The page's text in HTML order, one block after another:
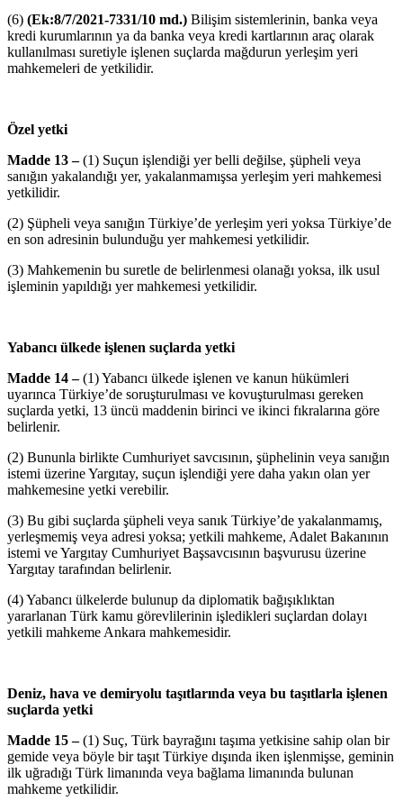
(6) (Ek:8/7/2021-7331/10 md.) Bilişim sistemlerinin, banka veya
kredi kurumlarının ya da banka veya kredi kartlarının araç olarak
kullanılması suretiyle işlenen suçlarda mağdurun yerleşim yeri
mahkemeleri de yetkilidir.
Özel yetki
Madde 13 –(1) Suçun işlendiği yer belli değilse, şüpheli veya
sanığın yakalandığı yer, yakalanmamışsa yerleşim yeri mahkemesi
yetkilidir.
(2) Şüpheli veya sanığın Türkiye’de yerleşim yeri yoksa Türkiye’de
en son adresinin bulunduğu yer mahkemesi yetkilidir.
(3) Mahkemenin bu suretle de belirlenmesi olanağı yoksa, ilk usul
işleminin yapıldığı yer mahkemesi yetkilidir.
Yabancı ülkede işlenen suçlarda yetki
Madde 14 –(1) Yabancı ülkede işlenen ve kanun hükümleri
uyarınca Türkiye’de soruşturulması ve kovuşturulması gereken
suçlarda yetki, 13 üncü maddenin birinci ve ikinci fıkralarına göre
belirlenir.
(2) Bununla birlikte Cumhuriyet savcısının, şüphelinin veya sanığın
istemi üzerine Yargıtay, suçun işlendiği yere daha yakın olan yer
mahkemesine yetki verebilir.
(3) Bu gibi suçlarda şüpheli veya sanık Türkiye’de yakalanmamış,
yerleşmemiş veya adresi yoksa; yetkili mahkeme, Adalet Bakanının
istemi ve Yargıtay Cumhuriyet Başsavcısının başvurusu üzerine
Yargıtay tarafından belirlenir.
(4) Yabancı ülkelerde bulunup da diplomatik bağışıklıktan
yararlanan Türk kamu görevlilerinin işledikleri suçlardan dolayı
yetkili mahkeme Ankara mahkemesidir.
Deniz, hava ve demiryolu taşıtlarında veya bu taşıtlarla işlenen
suçlarda yetki
Madde 15 –(1) Suç, Türk bayrağını taşıma yetkisine sahip olan bir
gemide veya böyle bir taşıt Türkiye dışında iken işlenmişse, geminin
ilk uğradığı Türk limanında veya bağlama limanında bulunan
mahkeme yetkilidir.